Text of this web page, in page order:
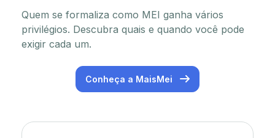
Quem se formaliza como MEI ganha vários
privilégios. Descubra quais e quando você pode
exigir cada um.
Conheça a MaisMei